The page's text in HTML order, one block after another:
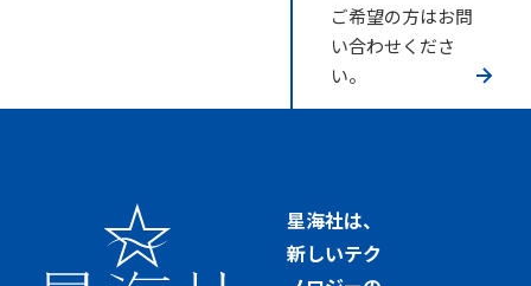
ご希望の方はお問
い合わせくださ
い。
星海社は、
新しいテク